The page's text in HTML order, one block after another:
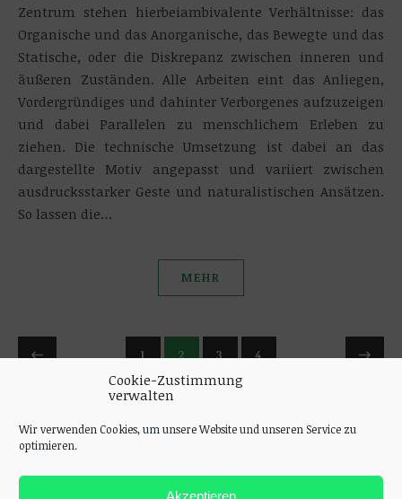
Cookie-Zustimmung
verwalten
Wir verwenden Cookies, um unsere Website und unseren Service zu
optimieren.
Akzeptieren
Zentrum stehen hierbeiambivalente Verhältnisse: das
Organische und das Anorganische, das Bewegte und das
Statische, oder die Diskrepanz zwischen inneren und
äußeren Zuständen. Alle Arbeiten eint das Anliegen,
Vordergründiges und dahinter Verborgenes aufzuzeigen
und dabei Parallelen zu menschlichem Erleben zu
ziehen. Die technische Umsetzung ist dabei an das
dargestellte Motiv angepasst und variiert zwischen
ausdrucksstarker Geste und naturalistischen Ansätzen.
So lassen die…
MEHR
1 2 3 4